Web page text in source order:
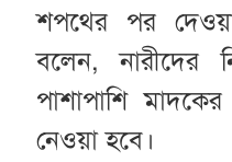
শপথের পর
বলেন, নারীদের
পাশাপাশি
নেওয়া হবে।